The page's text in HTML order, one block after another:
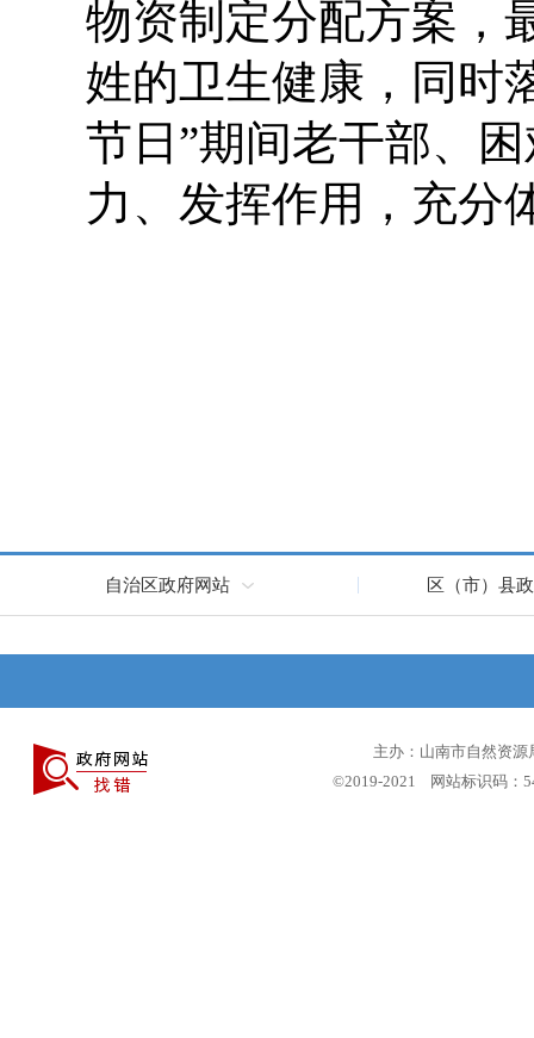
物资制定分配方案，
姓的卫生健康，同时
节日”期间老干部、
力、发挥作用，充分
自治区政府网站 区（市）县
主办：山南市自然资
©2019-2021 网站标识码：